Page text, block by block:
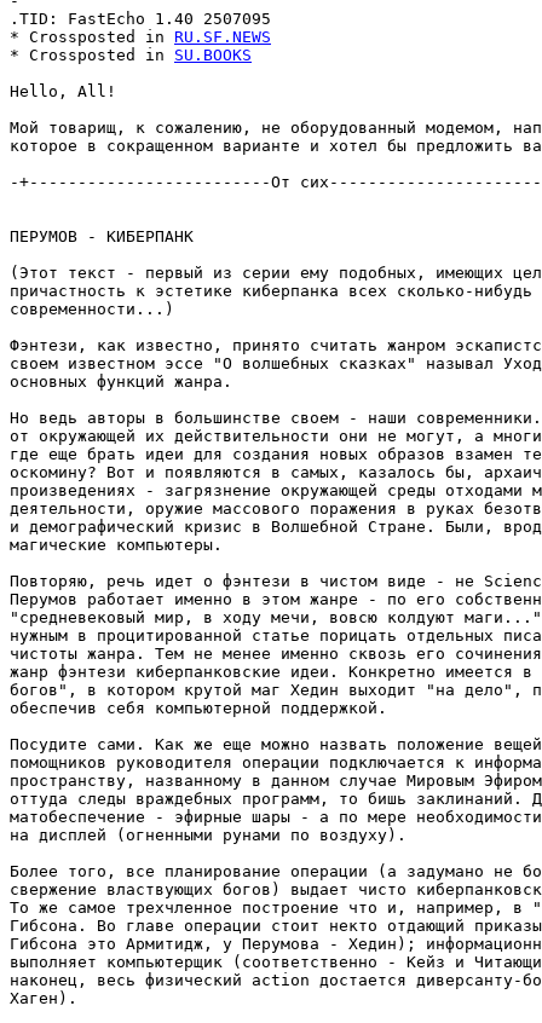
.TID: FastEcho 1.40 2507095
* Crossposted in RU.SF.NEWS
* Crossposted in SU.BOOKS
Hello, All!
Мой товарищ, к сожалению, не оборудованный модемом,
которое в сокращенном варианте и хотел бы предложить
-+-------------------------От
ПЕРУМОВ - КИБЕРПАНК
(Этот текст - первый из серии ему подобных, имеющих
причастность к эстетике киберпанка всех сколько-нибудь
современности...)
Фэнтези, как известно, принято считать жанром
своем известном эссе "О волшебных сказках" называл
основных функций жанра.
Но ведь авторы в большинстве своем - наши
от окружающей их действительности они не могут, а
где еще брать идеи для создания новых образов взамен
оскомину? Вот и появляются в самых, казалось бы,
произведениях - загрязнение окружающей среды отходами
деятельности, оружие массового поражения в руках
и демографический кризис в Волшебной Стране. Были,
магические компьютеры.
Повторяю, речь идет о фэнтези в чистом виде - не
Перумов работает именно в этом жанре - по его
"средневековый мир, в ходу мечи, вовсю колдуют
нужным в процитированной статье порицать отдельных
чистоты жанра. Тем не менее именно сквозь его
жанр фэнтези киберпанковские идеи. Конкретно имеется
богов", в котором крутой маг Хедин выходит "на дело",
обеспечив себя компьютерной поддержкой.
Посудите сами. Как же еще можно назвать положение
помощников руководителя операции подключается к
пространству, названному в данном случае Мировым
оттуда следы враждебных программ, то бишь заклинаний.
матобеспечение - эфирные шары - а по мере
на дисплей (огненными рунами по воздуху).
Более того, все планирование операции (а задумано не
свержение властвующих богов) выдает чисто
То же самое трехчленное построение что и, например, в
Гибсона. Во главе операции стоит некто отдающий
Гибсона это Армитидж, у Перумова - Хедин);
выполняет компьютерщик (соответственно - Кейз и
наконец, весь физический action достается диверсанту-
Хаген).